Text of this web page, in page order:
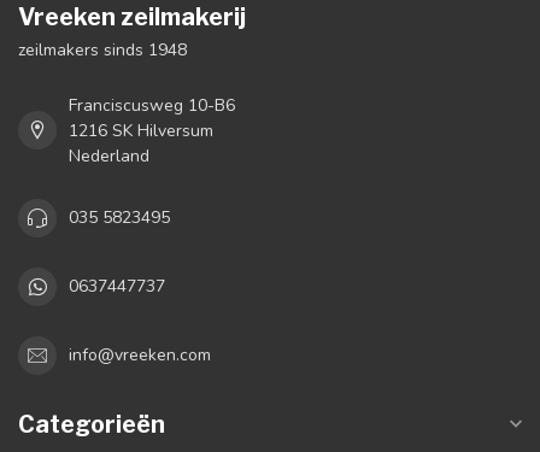
Vreeken zeilmakerij
zeilmakers sinds 1948
Franciscusweg 10-B6
1216 SK Hilversum
Nederland
035 5823495
0637447737
info@vreeken.com
Categorieën